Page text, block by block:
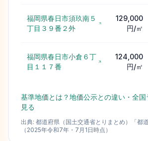
福岡県春日市須玖南５
丁目３９番２外
129,000
円/㎡
福岡県春日市小倉６丁
目１１７番
124,000
円/㎡
基準地価とは？地価公示との違い・全国
見る
出典: 都道府県（国土交通省とりまとめ） 「都
（ 2025年令和7年 ・ 7月1日時点）